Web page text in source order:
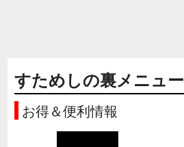
すためしの裏メニュー
お得＆便利情報